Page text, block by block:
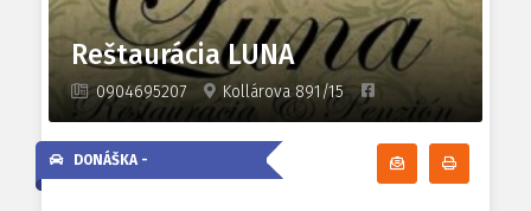
Reštaurácia LUNA
0904695207 Kollárova 891/15
Odoberať
DONÁŠKA -